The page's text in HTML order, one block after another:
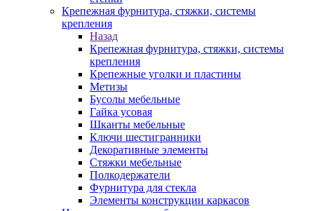
Крепежная фурнитура, стяжки, системы
крепления
Назад
Крепежная фурнитура, стяжки, системы
крепления
Крепежные уголки и пластины
Метизы
Бусолы мебельные
Гайка усовая
Шканты мебельные
Ключи шестигранники
Декоративные элементы
Стяжки мебельные
Полкодержатели
Фурнитура для стекла
Элементы конструкции каркасов